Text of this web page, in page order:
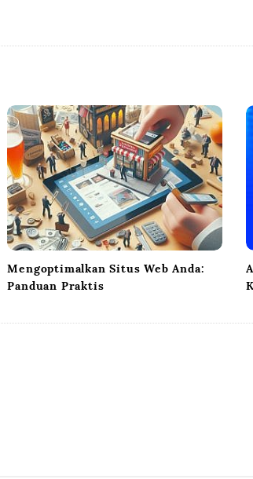
Mengoptimalkan Situs Web Anda:
Panduan Praktis